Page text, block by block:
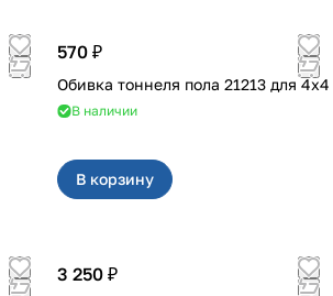
570 ₽
Обивка тоннеля пола 21213 для 4x4
В наличии
В корзину
3 250 ₽